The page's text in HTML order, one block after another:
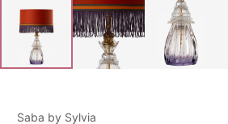
Saba by Sylvia